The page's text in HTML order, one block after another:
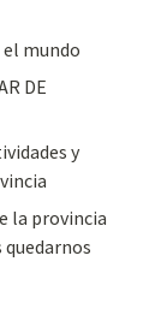
el mundo
DE
y
la provincia
quedarnos